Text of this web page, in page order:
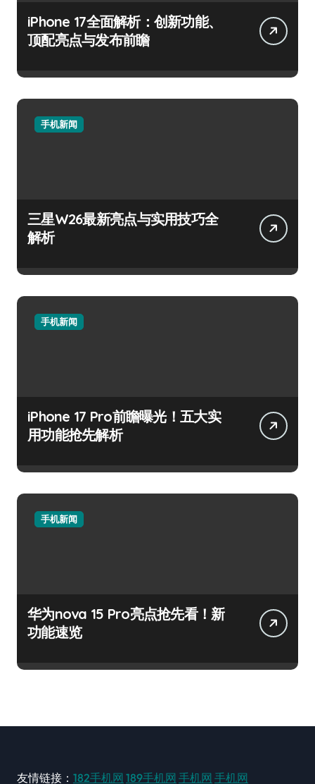
iPhone 17全面解析：创新功能、
顶配亮点与发布前瞻
手机新闻
三星W26最新亮点与实用技巧全
解析
手机新闻
iPhone 17 Pro前瞻曝光！五大实
用功能抢先解析
手机新闻
华为nova 15 Pro亮点抢先看！新
功能速览
友情链接： 182手机网 189手机网 手机网 手机网